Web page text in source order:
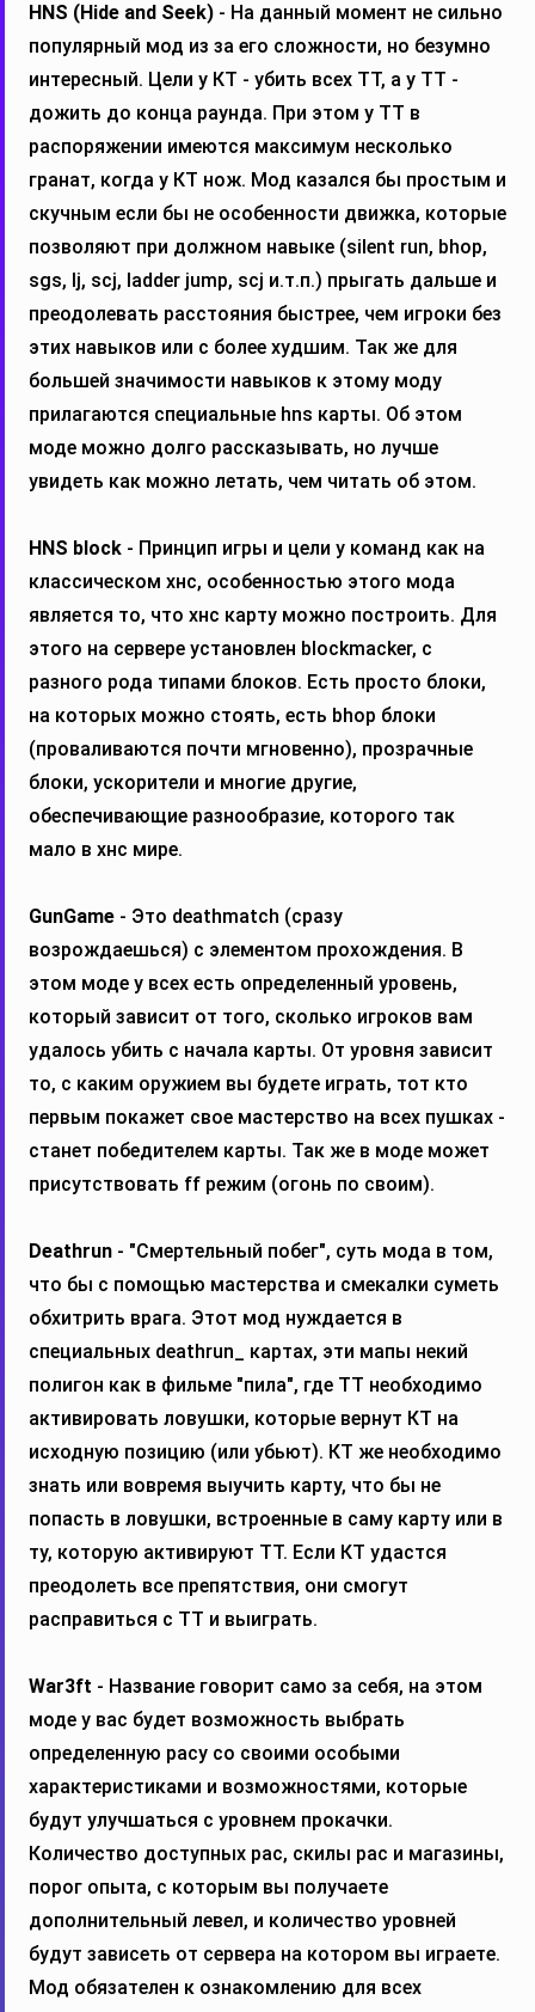
HNS (Hide and Seek) - На данный момент не сильно
популярный мод из за его сложности, но безумно
интересный. Цели у КТ - убить всех ТТ, а у ТТ -
дожить до конца раунда. При этом у ТТ в
распоряжении имеются максимум несколько
гранат, когда у КТ нож. Мод казался бы простым и
скучным если бы не особенности движка, которые
позволяют при должном навыке (silent run, bhop,
sgs, lj, scj, ladder jump, scj и.т.п.) прыгать дальше и
преодолевать расстояния быстрее, чем игроки без
этих навыков или с более худшим. Так же для
большей значимости навыков к этому моду
прилагаются специальные hns карты. Об этом
моде можно долго рассказывать, но лучше
увидеть как можно летать, чем читать об этом.
HNS block - Принцип игры и цели у команд как на
классическом хнс, особенностью этого мода
является то, что хнс карту можно построить. Для
этого на сервере установлен blockmacker, с
разного рода типами блоков. Есть просто блоки,
на которых можно стоять, есть bhop блоки
(проваливаются почти мгновенно), прозрачные
блоки, ускорители и многие другие,
обеспечивающие разнообразие, которого так
мало в хнс мире.
GunGame - Это deathmatch (сразу
возрождаешься) с элементом прохождения. В
этом моде у всех есть определенный уровень,
который зависит от того, сколько игроков вам
удалось убить с начала карты. От уровня зависит
то, с каким оружием вы будете играть, тот кто
первым покажет свое мастерство на всех пушках -
станет победителем карты. Так же в моде может
присутствовать ff режим (огонь по своим).
Deathrun - "Смертельный побег", суть мода в том,
что бы с помощью мастерства и смекалки суметь
обхитрить врага. Этот мод нуждается в
специальных deathrun_ картах, эти мапы некий
полигон как в фильме "пила", где ТТ необходимо
активировать ловушки, которые вернут КТ на
исходную позицию (или убьют). КТ же необходимо
знать или вовремя выучить карту, что бы не
попасть в ловушки, встроенные в саму карту или в
ту, которую активируют ТТ. Если КТ удастся
преодолеть все препятствия, они смогут
расправиться с ТТ и выиграть.
War3ft - Название говорит само за себя, на этом
моде у вас будет возможность выбрать
определенную расу со своими особыми
характеристиками и возможностями, которые
будут улучшаться с уровнем прокачки.
Количество доступных рас, скилы рас и магазины,
порог опыта, с которым вы получаете
дополнительный левел, и количество уровней
будут зависеть от сервера на котором вы играете.
Мод обязателен к ознакомлению для всех